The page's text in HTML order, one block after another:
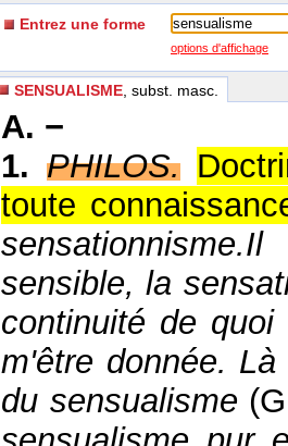
Entrez une forme
options d'affichage
SENSUALISME , subst. masc.
A. −
1. PHILOS.
toute
sensationnisme.Il
sensible, la
continuité de
m'être donnée.
du sensualisme (